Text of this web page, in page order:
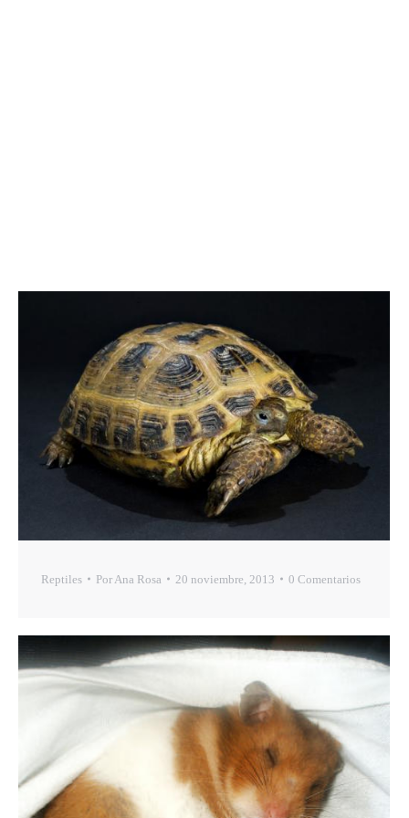
Reptiles Por Ana Rosa 20 noviembre, 2013 0 Comentarios